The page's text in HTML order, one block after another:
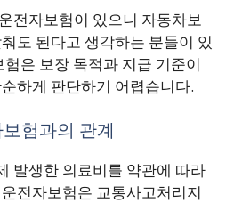
전자보험이 있으니 자동차보
도 된다고 생각하는 분들이 있
은 보장 목적과 지급 기준이
하게 판단하기 어렵습니다.
험과의 관계
발생한 의료비를 약관에 따라
전자보험은 교통사고처리지